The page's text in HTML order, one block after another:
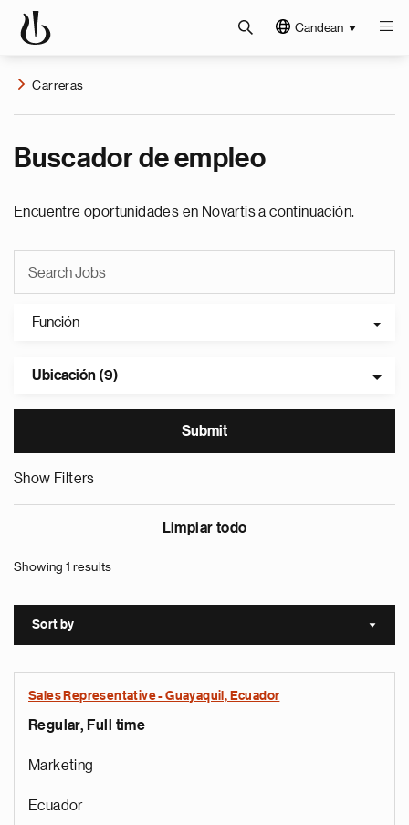
Candean
Carreras
Buscador de empleo
Encuentre oportunidades en Novartis a continuación.
Función
Ubicación (9)
Show Filters
Limpiar todo
Showing 1 results
Sort by Sort
Sales Representative - Guayaquil, Ecuador
Regular, Full time
Marketing
Ecuador